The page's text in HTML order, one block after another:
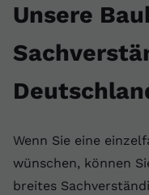
Unsere
Wenn Sie eine
wünschen, können
breites